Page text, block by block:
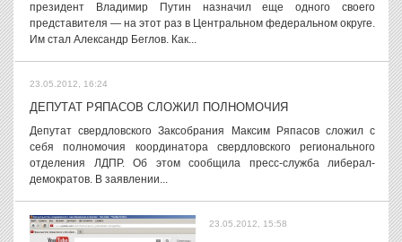
президент Владимир Путин назначил еще одного своего
представителя — на этот раз в Центральном федеральном округе.
Им стал Александр Беглов. Как...
23.05.2012, 16:24
ДЕПУТАТ РЯПАСОВ СЛОЖИЛ ПОЛНОМОЧИЯ
Депутат свердловского Заксобрания Максим Ряпасов сложил с
себя полномочия координатора свердловского регионального
отделения ЛДПР. Об этом сообщила пресс-служба либерал-
демократов. В заявлении...
23.05.2012, 15:58